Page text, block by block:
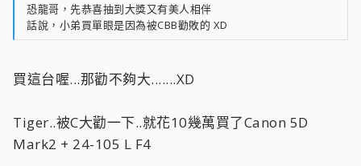
恐龍哥，先恭喜抽到大獎又有美人相伴
話說，小弟買單眼是因為被CBB勸敗的 XD
買這台喔...那勸不夠大.......XD
Tiger..被C大勸一下..就花10幾萬買了Canon 5D
Mark2 + 24-105 L F4